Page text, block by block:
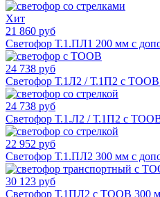
Хит
21 860 руб
Светофор Т.1.ПЛ1 200 мм с
24 738 руб
Светофор Т.1Л2 / Т.1П2 с ТООВ
24 738 руб
Светофор Т.1.Л2 / Т.1П2 с
22 952 руб
Светофор Т.1.ПЛ2 300 мм с
30 123 руб
Светофор Т.1ПЛ2 с ТООВ 300